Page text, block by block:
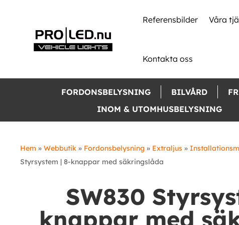
Referensbilder Våra
Kontakta oss
FORDONSBELYSNING BILVÅRD
INOM & UTOMHUSBELYSNING
Hem » Webbutik » Fordonsbelysning » Extraljus »
Styrsystem | 8-knappar med säkringslåda
SW830
knappar med